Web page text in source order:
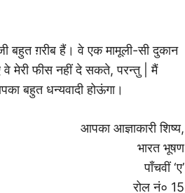
बहुत ग़रीब हैं। वे एक मामूली-सी दुकान
मेरी फीस नहीं दे सकते, परन्तु | मैं
बहुत धन्यवादी होऊंगा।
आपका आज्ञाकारी शिष्य,
भारत भूषण
पाँचवीं ‘ए’
रोल नं० 15